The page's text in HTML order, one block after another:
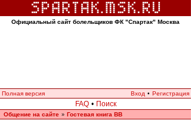
Официальный сайт болельщиков ФК "Спартак" Москва
Полная версия Вход • Регистрация
FAQ • Поиск
Общение на сайте » Гостевая книга ВВ